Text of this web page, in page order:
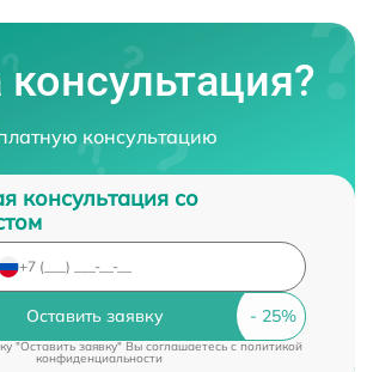
консультацию
консультация со
Оставить заявку
"Оставить заявку" Вы соглашаетесь cполитикой
конфиденциальности